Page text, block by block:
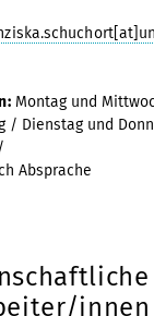
Montag und
/ Dienstag und
Absprache
innen